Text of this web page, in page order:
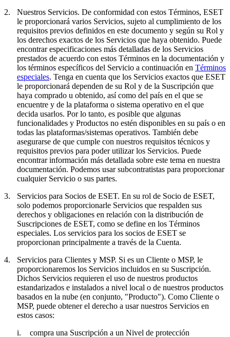
2.
Nuestros Servicios. De conformidad con estos Términos, ESET
le proporcionará varios Servicios, sujeto al cumplimiento de los
requisitos previos definidos en este documento y según su Rol y
los derechos exactos de los Servicios que haya obtenido. Puede
encontrar especificaciones más detalladas de los Servicios
prestados de acuerdo con estos Términos en la documentación y
los términos específicos del Servicio a continuación en Términos
especiales. Tenga en cuenta que los Servicios exactos que ESET
le proporcionará dependen de su Rol y de la Suscripción que
haya comprado u obtenido, así como del país en el que se
encuentre y de la plataforma o sistema operativo en el que
decida usarlos. Por lo tanto, es posible que algunas
funcionalidades y Productos no estén disponibles en su país o en
todas las plataformas/sistemas operativos. También debe
asegurarse de que cumple con nuestros requisitos técnicos y
requisitos previos para poder utilizar los Servicios. Puede
encontrar información más detallada sobre este tema en nuestra
documentación. Podemos usar subcontratistas para proporcionar
cualquier Servicio o sus partes.
3.
Servicios para Socios de ESET. En su rol de Socio de ESET,
solo podemos proporcionarle Servicios que respalden sus
derechos y obligaciones en relación con la distribución de
Suscripciones de ESET, como se define en los Términos
especiales. Los servicios para los socios de ESET se
proporcionan principalmente a través de la Cuenta.
4.
Servicios para Clientes y MSP. Si es un Cliente o MSP, le
proporcionaremos los Servicios incluidos en su Suscripción.
Dichos Servicios requieren el uso de nuestros productos
estandarizados e instalados a nivel local o de nuestros productos
basados en la nube (en conjunto, "Producto"). Como Cliente o
MSP, puede obtener el derecho a usar nuestros Servicios en
estos casos:
i.
compra una Suscripción a un Nivel de protección